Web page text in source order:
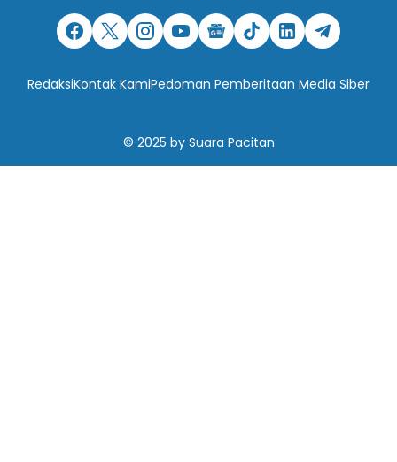
RedaksiKontak KamiPedoman Pemberitaan Media Siber
© 2025 by Suara Pacitan